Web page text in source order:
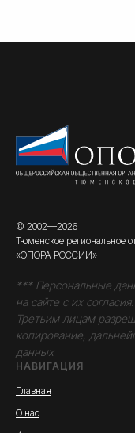
© 2002—2026
Тюменское региональное
«ОПОРА РОССИИ»
*** Персональные
на сайте с их согласия.
Третьим лицам
копирование,
данных
НАВИГАЦИЯ
Главная
О нас